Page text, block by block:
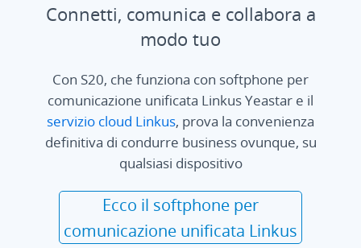
Connetti, comunica e collabora a
modo tuo
Con S20, che funziona con softphone per
comunicazione unificata Linkus Yeastar e il
servizio cloud Linkus, prova la convenienza
definitiva di condurre business ovunque, su
qualsiasi dispositivo
Ecco il softphone per
comunicazione unificata Linkus